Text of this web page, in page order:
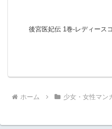
後宮医妃伝 1巻-レディース
ホーム 少女・女性マン